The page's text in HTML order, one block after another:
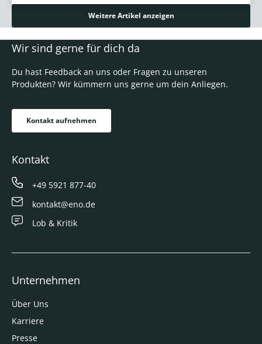
Weitere Artikel anzeigen
Wir sind gerne für dich da
Du hast Feedback an uns oder Fragen zu unseren
Produkten? Wir kümmern uns gerne um dein Anliegen.
Kontakt aufnehmen
Kontakt
+49 5921 877-40
kontakt@eno.de
Lob & Kritik
Unternehmen
Über Uns
Karriere
Presse